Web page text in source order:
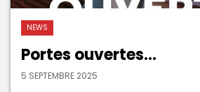
NEWS
Portes ouvertes...
5 SEPTEMBRE 2025